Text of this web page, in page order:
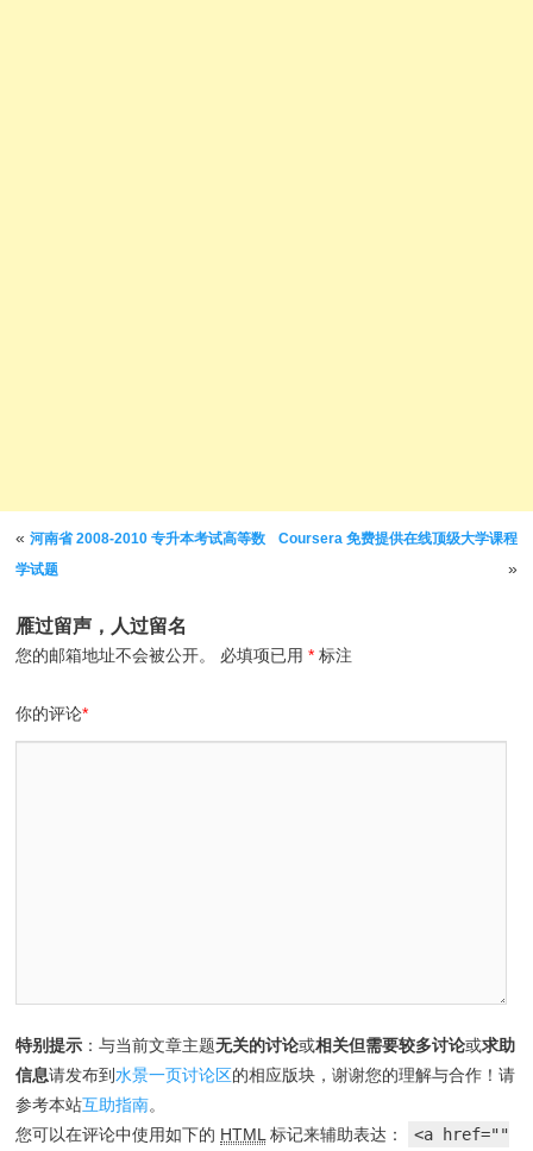
文章导航
«河南省 2008-2010 专升本考试高等数
学试题
Coursera 免费提供在线顶级大学课程
»
雁过留声，人过留名
您的邮箱地址不会被公开。 必填项已用* 标注
你的评论*
特别提示 ：与当前文章主题无关的讨论或相关但需要较多讨论或求助
信息请发布到水景一页讨论区的相应版块，谢谢您的理解与合作！请
参考本站互助指南。
您可以在评论中使用如下的 HTML 标记来辅助表达：
<a href=""